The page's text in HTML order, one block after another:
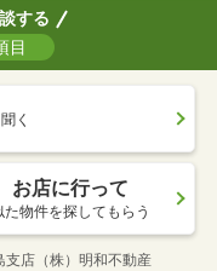
する
目
く
お店に行って
た物件を探してもらう
支店（株）明和不動産